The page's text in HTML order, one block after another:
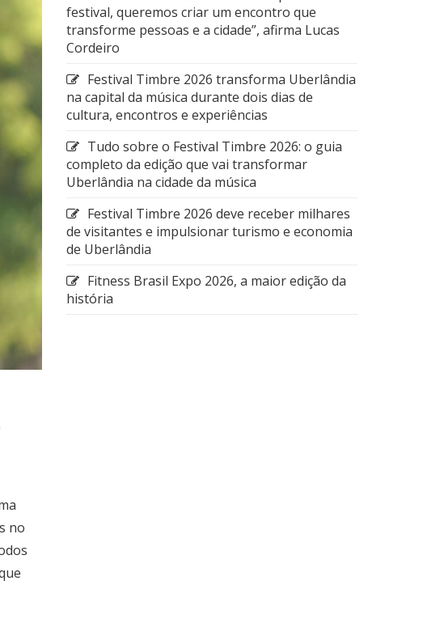
no
festival, queremos criar um encontro que
transforme pessoas e a cidade”, afirma Lucas
Cordeiro
Festival Timbre 2026 transforma Uberlândia
na capital da música durante dois dias de
cultura, encontros e experiências
Tudo sobre o Festival Timbre 2026: o guia
completo da edição que vai transformar
Uberlândia na cidade da música
Festival Timbre 2026 deve receber milhares
de visitantes e impulsionar turismo e economia
de Uberlândia
Fitness Brasil Expo 2026, a maior edição da
história